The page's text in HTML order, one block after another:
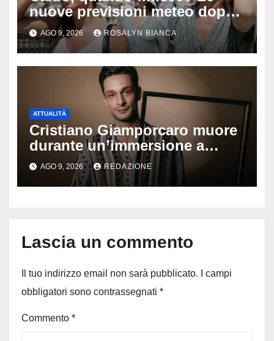
nuove previsioni meteo dopo
Ferragosto: ecco quando
potrebbe arrivare la svolta
AGO 9, 2026 ROSALYN BIANCA
ATTUALITÀ
Cristiano Giamporcaro muore
durante un’immersione a
Lampedusa: aperta
un’inchiesta per omicidio
nautico, cosa emerge sulla
AGO 9, 2026 REDAZIONE
Lascia un commento
Il tuo indirizzo email non sarà pubblicato.
I campi
obbligatori sono contrassegnati *
Commento *